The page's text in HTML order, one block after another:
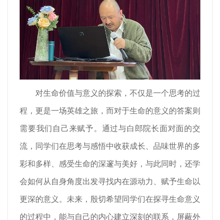
对生命价值与意义的探索，不仅是一个思考的过
程，更是一场英雄之旅，而对于生命的意义的答案则
需要我们自己来赋予。通过与白郎院长面对面的交
流，同学们在思考与感悟中收获成长、品味世界的多
彩和多样、感受生命的深邃与美好，与此同时，还学
会如何从自身角度出发寻找内在源动力、赋予生命以
更深的意义。未来，殷切希望同学们在探寻生命意义
的过程中，能与自己的内心建立深刻的联系，屏蔽外